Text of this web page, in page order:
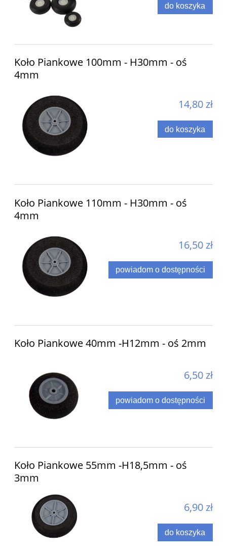
do koszyka
Koło Piankowe 100mm - H30mm - oś
4mm
14,80 zł
do koszyka
Koło Piankowe 110mm - H30mm - oś
4mm
16,50 zł
powiadom o dostępności
Koło Piankowe 40mm -H12mm - oś 2mm
6,50 zł
powiadom o dostępności
Koło Piankowe 55mm -H18,5mm - oś
3mm
6,90 zł
do koszyka